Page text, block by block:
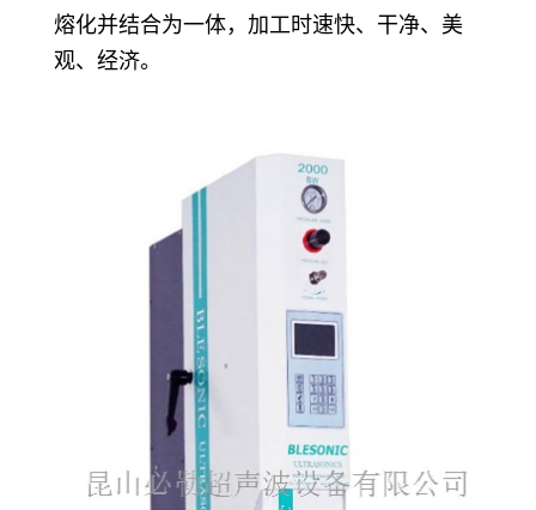
熔化并结合为一体，加工时速快、干净、美
观、经济。